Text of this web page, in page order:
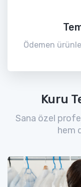
Ödemen
Kuru
Sana özel
hem